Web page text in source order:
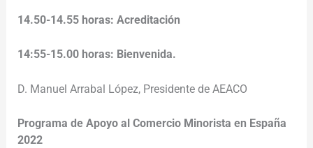
14.50-14.55 horas: Acreditación
14:55-15.00 horas: Bienvenida.
D. Manuel Arrabal López, Presidente de AEACO
Programa de Apoyo al Comercio Minorista en España
2022